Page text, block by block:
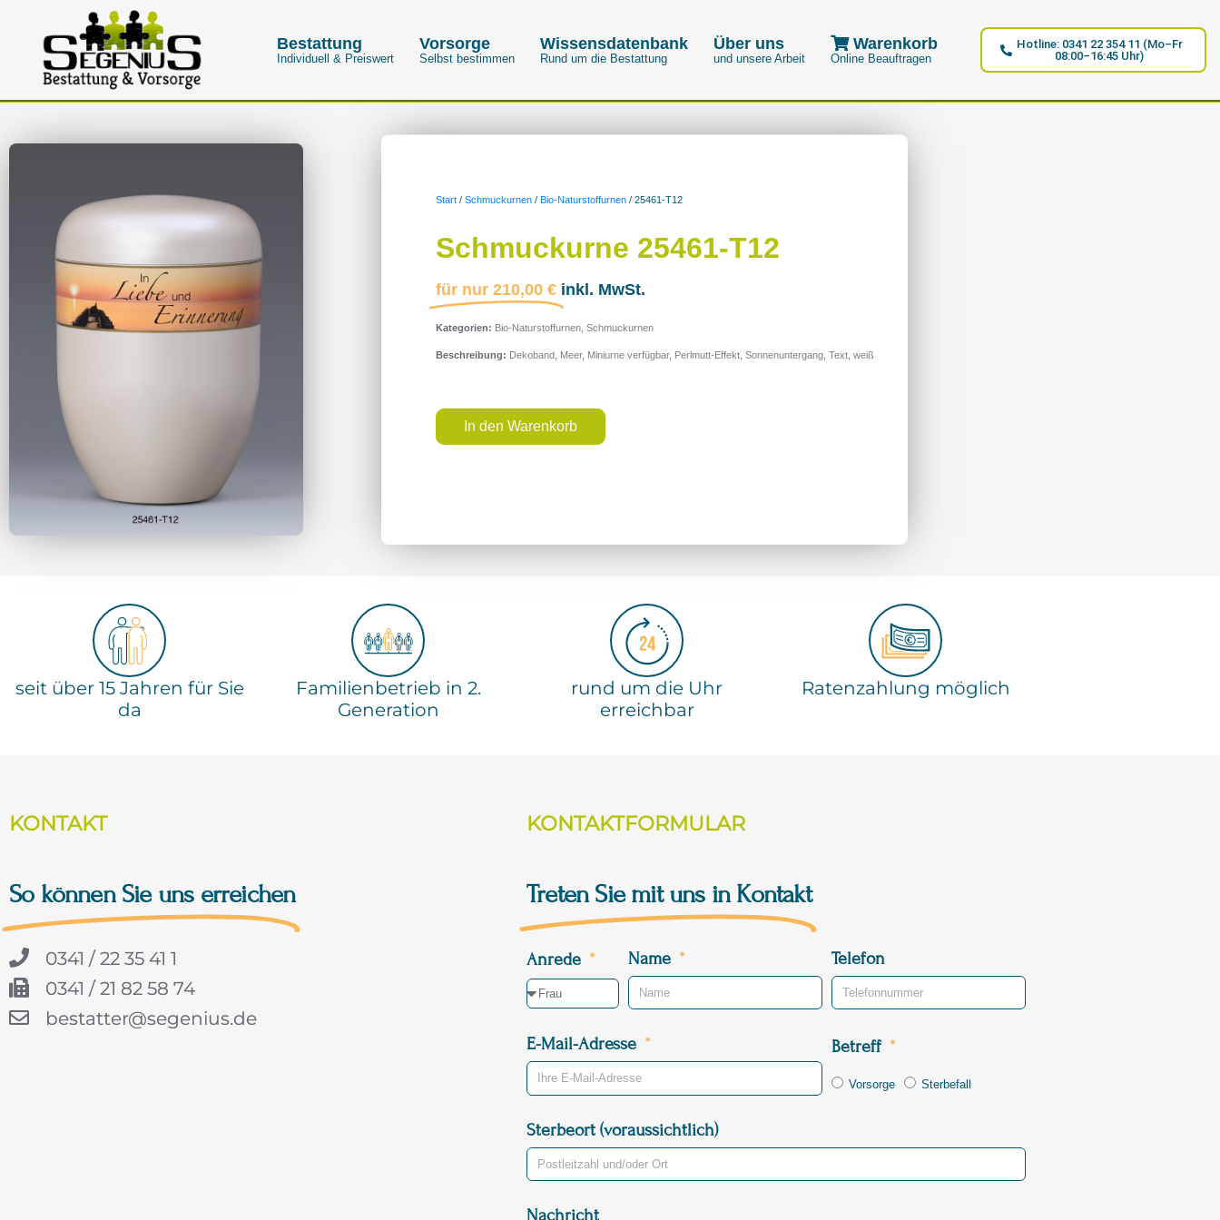
Bestattung
Individuell & Preiswert
Vorsorge
Selbst bestimmen
Wissensdatenbank
Rund um die Bestattung
Über uns
und unsere Arbeit
Warenkorb
Online Beauftragen
Hotline: 0341 22 354 11 (Mo–Fr
08:00–16:45 Uhr)
Start / Schmuckurnen / Bio-Naturstoffurnen / 25461-T12
Schmuckurne 25461-T12
für nur 210,00 € inkl. MwSt.
Kategorien: Bio-Naturstoffurnen, Schmuckurnen
Beschreibung: Dekoband, Meer, Miniurne verfügbar, Perlmutt-Effekt, Sonnenuntergang, Text, weiß
In den Warenkorb
seit über 15 Jahren für Sie
da
Familienbetrieb in 2.
Generation
rund um die Uhr
erreichbar
Ratenzahlung möglich
KONTAKT
So können Sie uns erreichen
0341 / 22 35 41 1
0341 / 21 82 58 74
bestatter@segenius.de
KONTAKTFORMULAR
Treten Sie mit uns in Kontakt
Anrede Name Telefon
E-Mail-Adresse Betreff
Vorsorge Sterbefall
Sterbeort (voraussichtlich)
Nachricht